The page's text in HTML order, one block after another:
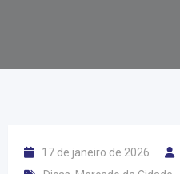
17 de janeiro de 2026